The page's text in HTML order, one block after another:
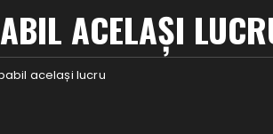
ACELAȘI
același lucru